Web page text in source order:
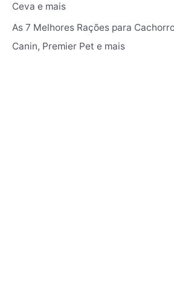
Ceva e mais
As 7 Melhores Rações para
Canin, Premier Pet e mais